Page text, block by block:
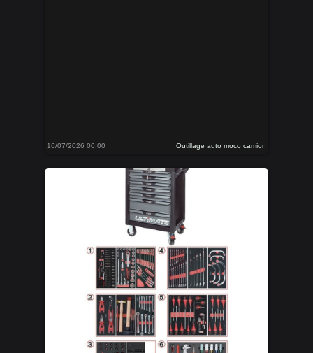
16/07/2026 00:00 Outillage auto moco camion